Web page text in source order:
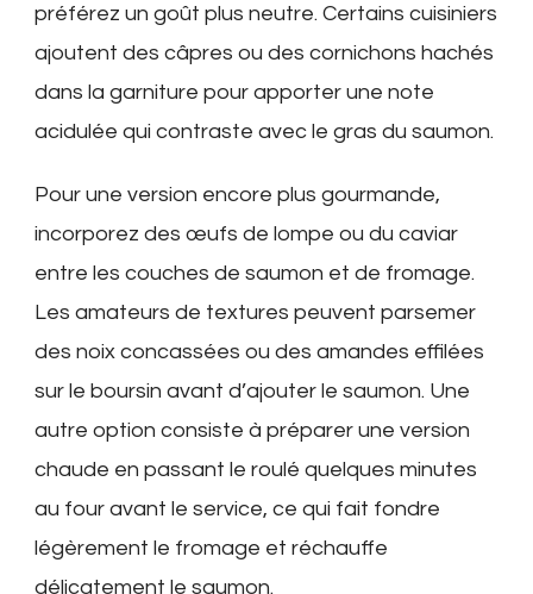
préférez un goût plus neutre. Certains cuisiniers
ajoutent des câpres ou des cornichons hachés
dans la garniture pour apporter une note
acidulée qui contraste avec le gras du saumon.
Pour une version encore plus gourmande,
incorporez des œufs de lompe ou du caviar
entre les couches de saumon et de fromage.
Les amateurs de textures peuvent parsemer
des noix concassées ou des amandes effilées
sur le boursin avant d’ajouter le saumon. Une
autre option consiste à préparer une version
chaude en passant le roulé quelques minutes
au four avant le service, ce qui fait fondre
légèrement le fromage et réchauffe
délicatement le saumon.